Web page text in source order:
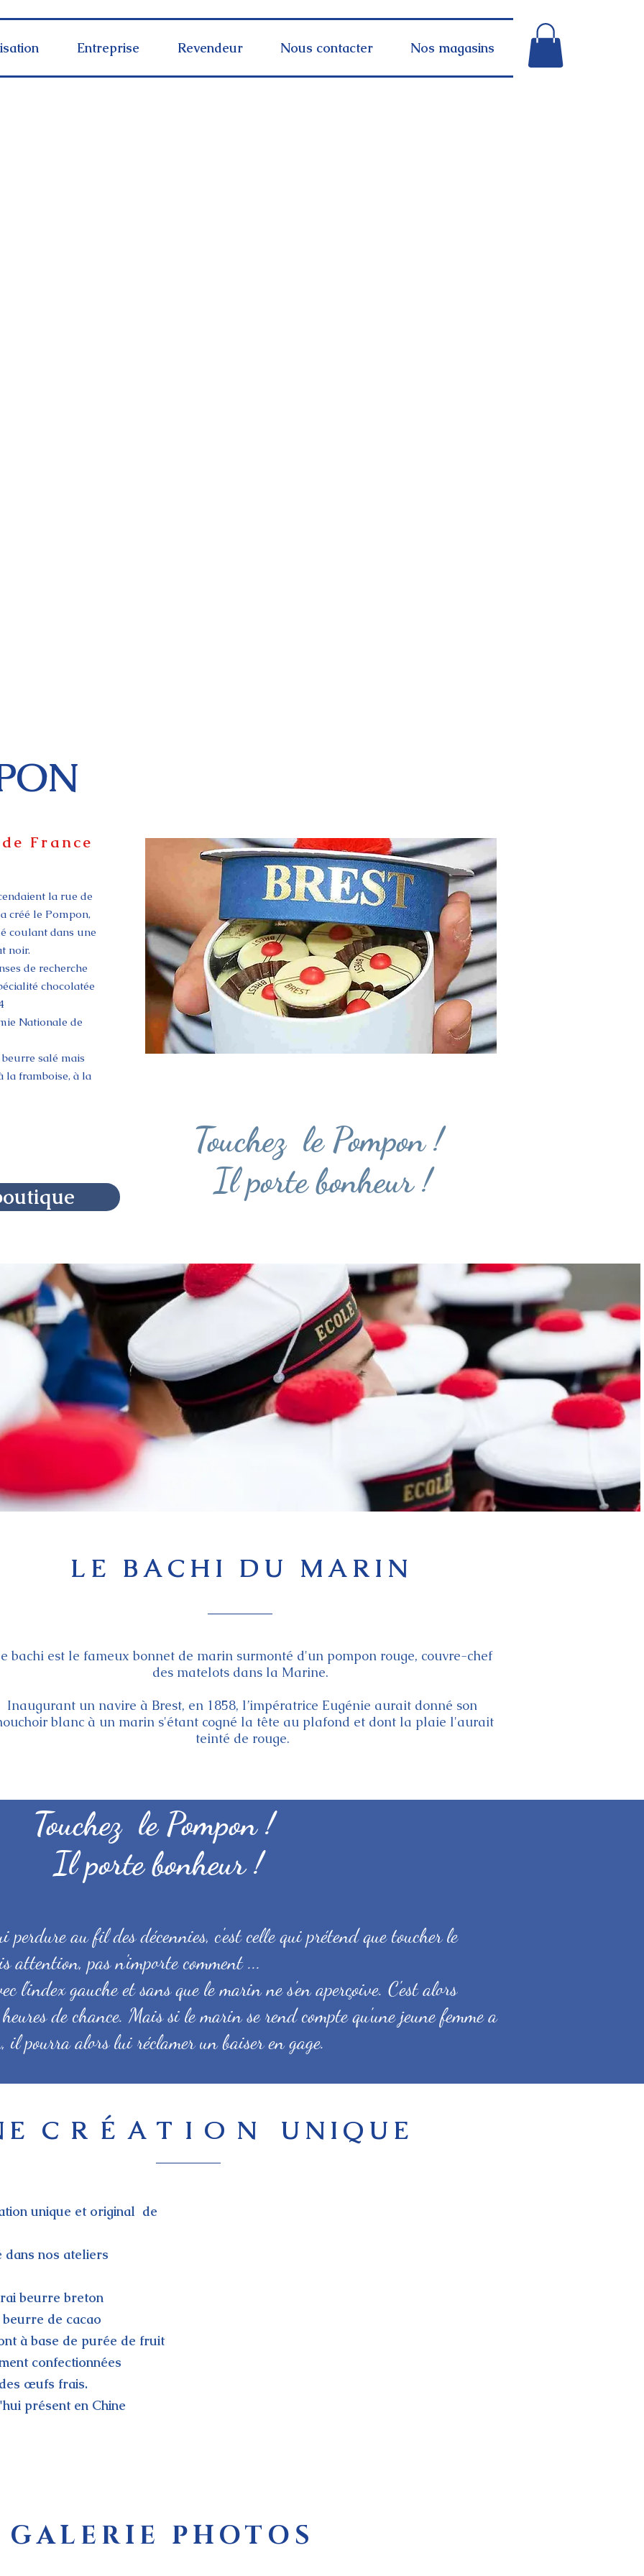
Entreprise Revendeur Nous contacter Nos magasins
France
la rue de
créé le Pompon,
coulant dans une
noir.
de recherche
chocolatée
Nationale de
salé mais
framboise, à la
​Touchez le Pompon !
Il porte bonheur !
LE BACHI DU MARIN
bachi est le fameux bonnet de marin surmonté d'un pompon rouge, couvre-chef
des matelots dans la Marine.
Inaugurant un navire à Brest, en 1858, l’impératrice Eugénie aurait donné son
blanc à un marin s'étant cogné la tête au plafond et dont la plaie l'aurait
teinté de rouge.
Touchez le Pompon !
Il porte bonheur !
perdure au fil des décennies, c'est celle qui prétend que toucher le
attention, pas n'importe comment ...
l’index gauche et sans que le marin ne s'en aperçoive. C'est alors
de chance. Mais si le marin se rend compte qu'une jeune femme a
il pourra alors lui réclamer un baiser en gage.
CRÉATION UNIQUE
unique et original de
nos ateliers
beurre breton
de cacao
à base de purée de fruit
confectionnées
œufs frais.
présent en Chine
GALERIE PHOTOS